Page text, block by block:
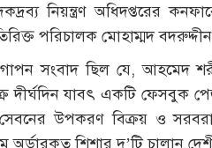
নিয়ন্ত্রণ অধিদপ্তরের
পরিচালক মোহাম্মদ
গোপন সংবাদ ছিল যে, আহমেদ
দীর্ঘদিন যাবৎ একটি ফেসবুক
উপকরণ বিক্রয় ও
শিশার দু’টি চালান